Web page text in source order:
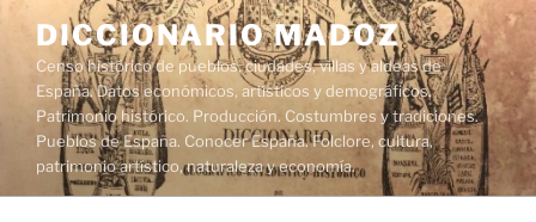
contenido
DICCIONARIO MADOZ
Censo histórico de pueblos, ciudades, villas y aldeas de
España. Datos económicos, artísticos y demográficos.
Patrimonio histórico. Producción. Costumbres y tradiciones.
Pueblos de España. Conocer España. Folclore, cultura,
patrimonio artístico, naturaleza y economía.